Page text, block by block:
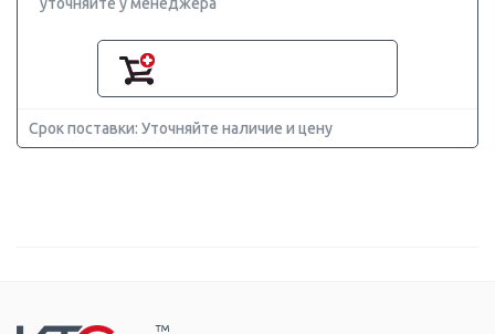
Срок поставки: Уточняйте наличие и цену